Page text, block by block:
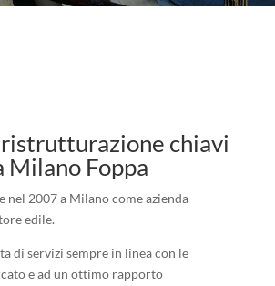
chiavi
Milano Foppa
nel 2007 a Milano come azienda
edile.
di servizi sempre in linea con le
e ad un ottimo rapporto